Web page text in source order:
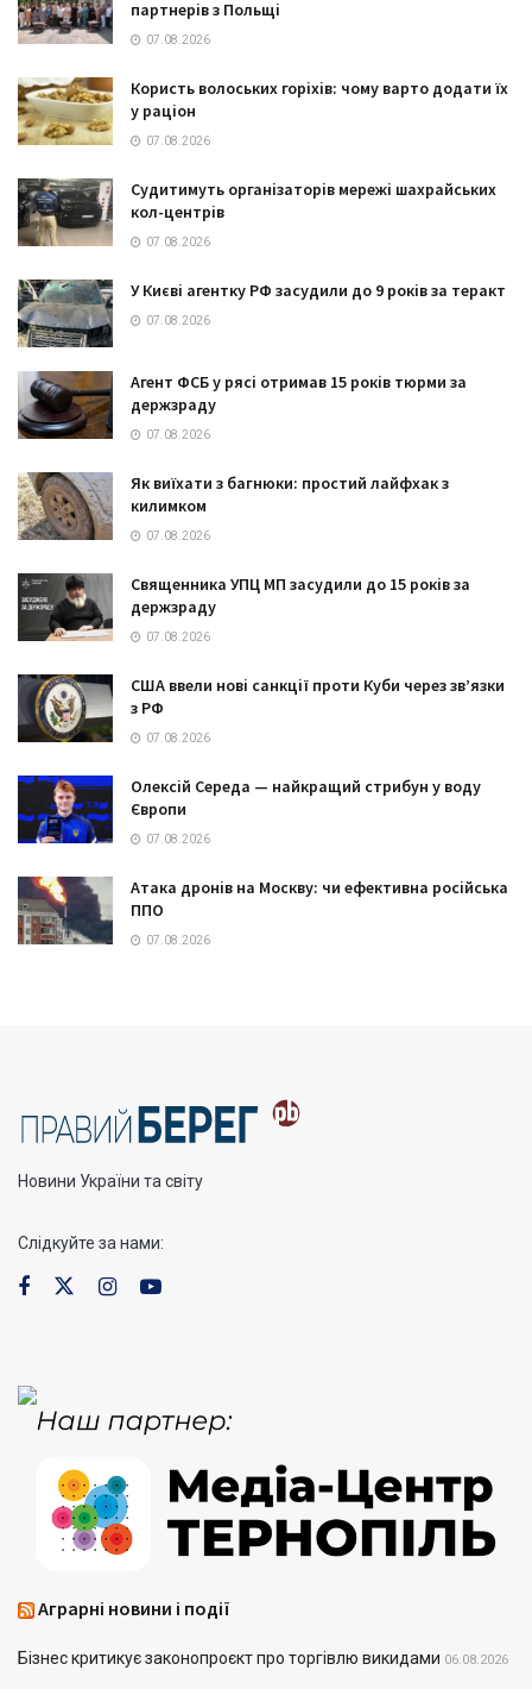
партнерів з Польщі
07.08.2026
Користь волоських горіхів: чому варто додати їх
у раціон
07.08.2026
Судитимуть організаторів мережі шахрайських
кол-центрів
07.08.2026
У Києві агентку РФ засудили до 9 років за теракт
07.08.2026
Агент ФСБ у рясі отримав 15 років тюрми за
держзраду
07.08.2026
Як виїхати з багнюки: простий лайфхак з
килимком
07.08.2026
Священника УПЦ МП засудили до 15 років за
держзраду
07.08.2026
США ввели нові санкції проти Куби через зв’язки
з РФ
07.08.2026
Олексій Середа — найкращий стрибун у воду
Європи
07.08.2026
Атака дронів на Москву: чи ефективна російська
ППО
07.08.2026
Новини України та світу
Слідкуйте за нами:
Аграрні новини і події
Бізнес критикує законопроєкт про торгівлю викидами 06.08.2026